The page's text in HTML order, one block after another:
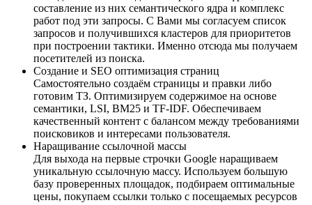
составление из них семантического ядра и комплекс
работ под эти запросы. С Вами мы согласуем список
запросов и получившихся кластеров для приоритетов
при построении тактики. Именно отсюда мы получаем
посетителей из поиска.
Создание и SEO оптимизация страниц
Самостоятельно создаём страницы и правки либо
готовим ТЗ. Оптимизируем содержимое на основе
семантики, LSI, BM25 и TF-IDF. Обеспечиваем
качественный контент с балансом между требованиями
поисковиков и интересами пользователя.
Наращивание ссылочной массы
Для выхода на первые строчки Google наращиваем
уникальную ссылочную массу. Используем большую
базу проверенных площадок, подбираем оптимальные
цены, покупаем ссылки только с посещаемых ресурсов